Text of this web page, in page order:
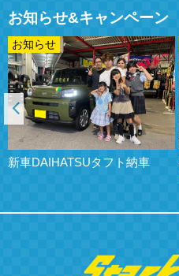
お知らせ&キャンペーン
お知らせ
新車スズキ スイフトスポーツ